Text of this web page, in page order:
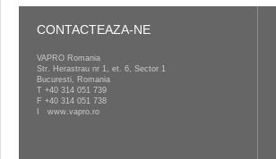
CONTACTEAZA-NE
VAPRO Romania
Str. Herastrau nr 1, et. 6, Sector 1
Bucuresti, Romania
T +40 314 051 739
F +40 314 051 738
www.vapro.ro